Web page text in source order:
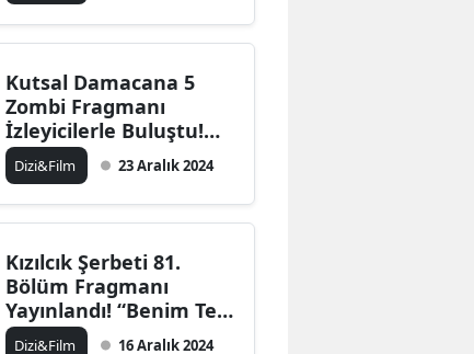
Çanakkale
Çankırı
Çorum
Diyarbakır
Edirne
Elazığ
Kutsal Damacana 5
Zombi Fragmanı
İzleyicilerle Buluştu!
Vizyon Tarihi Açıklandı
Dizi&Film 23 Aralık 2024
Kızılcık Şerbeti 81.
Bölüm Fragmanı
Yayınlandı! “Benim Tek
Ailem Sizsiniz!”
Dizi&Film 16 Aralık 2024